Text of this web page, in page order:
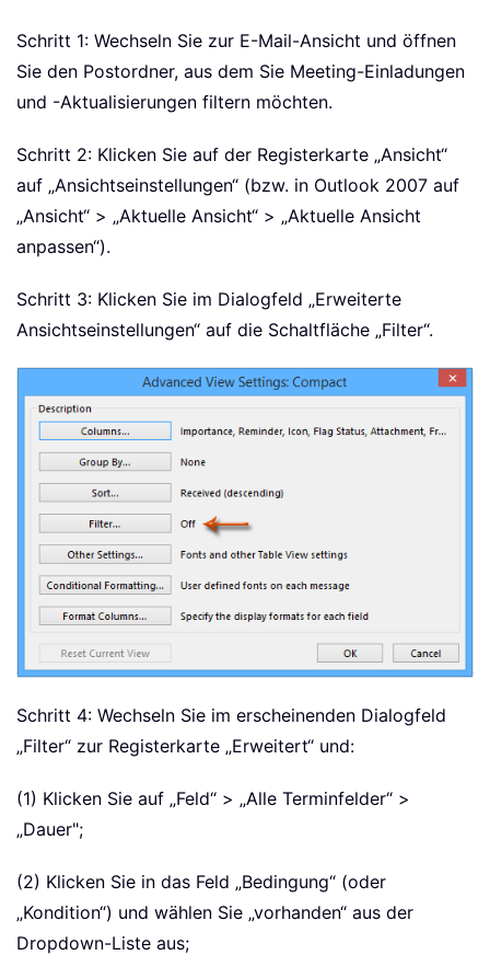
Schritt 1: Wechseln Sie zur E-Mail-Ansicht und öffnen
Sie den Postordner, aus dem Sie Meeting-Einladungen
und -Aktualisierungen filtern möchten.
Schritt 2: Klicken Sie auf der Registerkarte „Ansicht“
auf „Ansichtseinstellungen“ (bzw. in Outlook 2007 auf
„Ansicht“ > „Aktuelle Ansicht“ > „Aktuelle Ansicht
anpassen“).
Schritt 3: Klicken Sie im Dialogfeld „Erweiterte
Ansichtseinstellungen“ auf die Schaltfläche „Filter“.
Schritt 4: Wechseln Sie im erscheinenden Dialogfeld
„Filter“ zur Registerkarte „Erweitert“ und:
(1) Klicken Sie auf „Feld“ > „Alle Terminfelder“ >
„Dauer";
(2) Klicken Sie in das Feld „Bedingung“ (oder
„Kondition“) und wählen Sie „vorhanden“ aus der
Dropdown-Liste aus;